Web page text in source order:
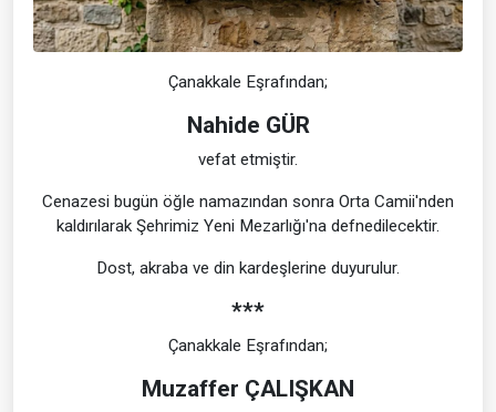
Çanakkale Eşrafından;
Nahide GÜR
vefat etmiştir.
Cenazesi bugün öğle namazından sonra Orta Camii'nden
kaldırılarak Şehrimiz Yeni Mezarlığı'na defnedilecektir.
Dost, akraba ve din kardeşlerine duyurulur.
***
Çanakkale Eşrafından;
Muzaffer ÇALIŞKAN